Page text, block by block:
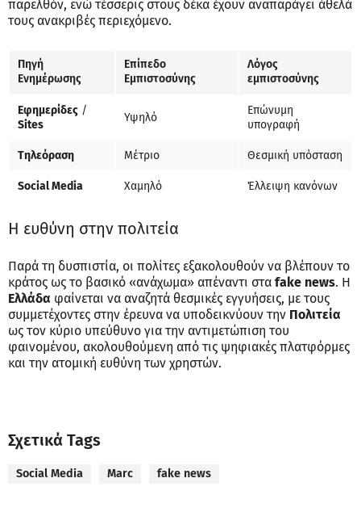
παρελθόν, ενώ τέσσερις στους δέκα έχουν αναπαράγει άθελά
τους ανακριβές περιεχόμενο.
Πηγή
Ενημέρωσης
Επίπεδο
Εμπιστοσύνης
Λόγος
εμπιστοσύνης
Εφημερίδες /
Sites
Υψηλό
Επώνυμη
υπογραφή
Τηλεόραση Μέτριο Θεσμική υπόσταση
Social Media Χαμηλό Έλλειψη κανόνων
Η ευθύνη στην πολιτεία
Παρά τη δυσπιστία, οι πολίτες εξακολουθούν να βλέπουν το
κράτος ως το βασικό «ανάχωμα» απέναντι στα fake news. Η
Ελλάδα φαίνεται να αναζητά θεσμικές εγγυήσεις, με τους
συμμετέχοντες στην έρευνα να υποδεικνύουν την Πολιτεία
ως τον κύριο υπεύθυνο για την αντιμετώπιση του
φαινομένου, ακολουθούμενη από τις ψηφιακές πλατφόρμες
και την ατομική ευθύνη των χρηστών.
Σχετικά Tags
Social Media Marc fake news